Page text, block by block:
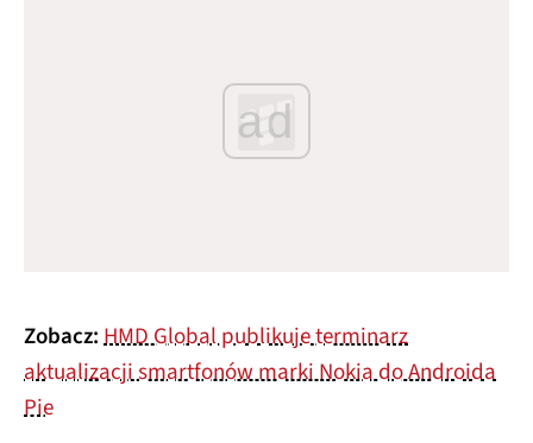
ad
Zobacz:HMD Global publikuje terminarz
aktualizacji smartfonów marki Nokia do Androida
Pie